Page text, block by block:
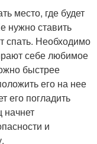
место, где будет
нужно ставить
спать. Необходимо
себе любимое
быстрее
его на нее
его погладить
начнет
и